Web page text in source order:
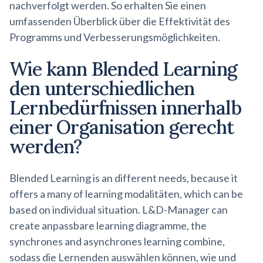
nachverfolgt werden. So erhalten Sie einen
umfassenden Überblick über die Effektivität des
Programms und Verbesserungsmöglichkeiten.
Wie kann Blended Learning
den unterschiedlichen
Lernbedürfnissen innerhalb
einer Organisation gerecht
werden?
Blended Learning is an different needs, because it
offers a many of learning modalitäten, which can be
based on individual situation. L&D-Manager can
create anpassbare learning diagramme, the
synchrones and asynchrones learning combine,
sodass die Lernenden auswählen können, wie und